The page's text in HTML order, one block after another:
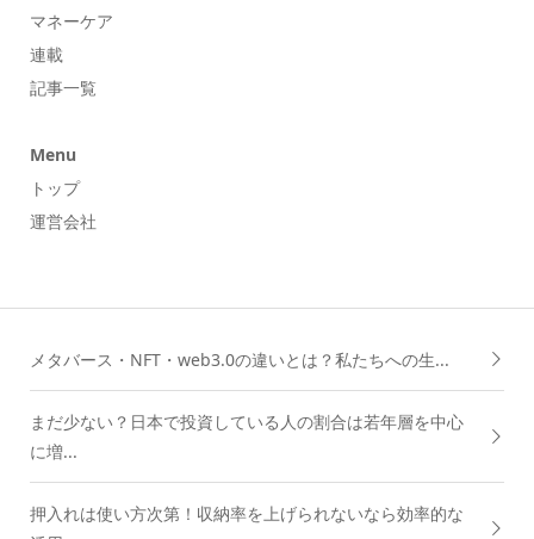
マネーケア
連載
記事一覧
Menu
トップ
運営会社
メタバース・NFT・web3.0の違いとは？私たちへの生...
まだ少ない？日本で投資している人の割合は若年層を中心
に増...
押入れは使い方次第！収納率を上げられないなら効率的な